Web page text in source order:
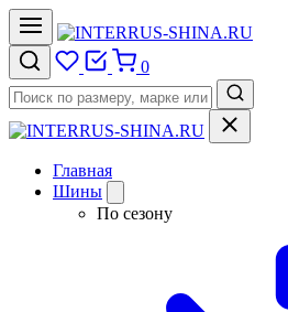
0
Главная
Шины
По сезону